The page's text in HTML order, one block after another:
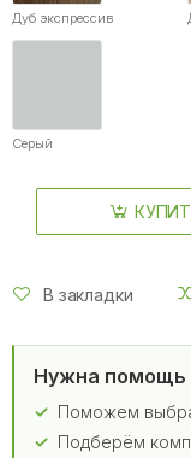
Дуб экспрессив
Серый
В закладки
Нужна помощь
Поможем
Подберём